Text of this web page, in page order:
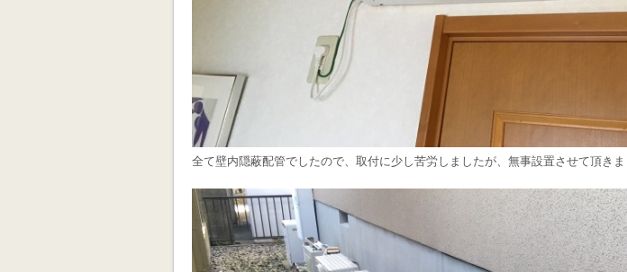
全て壁内隠蔽配管でしたので、取付に少し苦労しましたが、無事設置させて頂きま